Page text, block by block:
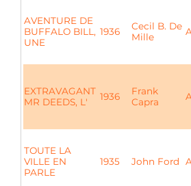
AVENTURE DE
BUFFALO BILL,
UNE
1936
Cecil B. De
Mille
EXTRAVAGANT
MR DEEDS, L'
1936
Frank
Capra
TOUTE LA
VILLE EN
PARLE
1935 John Ford